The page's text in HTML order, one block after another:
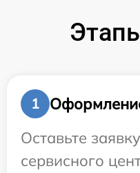
1
Оставьте
сервисного